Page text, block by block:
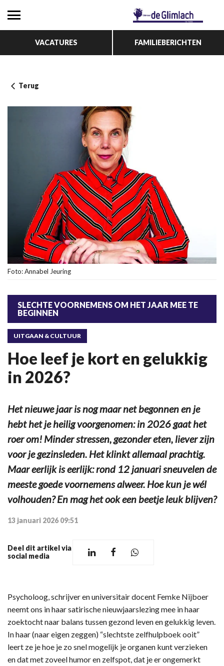
VACATURES FAMILIEBERICHTEN
Terug
Foto: Annabel Jeuring
SLECHTE VOORNEMENS OM HET JAAR MEE TE
BEGINNEN
UITGAAN & CULTUUR
Hoe leef je kort en gelukkig
in 2026?
Het nieuwe jaar is nog maar net begonnen en je
hebt het je heilig voorgenomen: in 2026 gaat het
roer om! Minder stressen, gezonder eten, liever zijn
voor je gezinsleden. Het klinkt allemaal prachtig.
Maar eerlijk is eerlijk: rond 12 januari sneuvelen de
meeste goede voornemens alweer. Hoe kun je wél
volhouden? En mag het ook een beetje leuk blijven?
13 januari 2026 09:51
Deel dit artikel via
social media
Psycholoog, schrijver en universitair docent Femke Nijboer
neemt ons in haar satirische nieuwjaarslezing mee in haar
zoektocht naar balans tussen gezond leven en gelukkig leven.
In haar (naar eigen zeggen) “slechtste zelfhulpboek ooit”
leert ze je hoe je zo snel mogelijk je organen kunt verzieken
en dat met zoveel humor en zelfspot, dat je er ongemerkt